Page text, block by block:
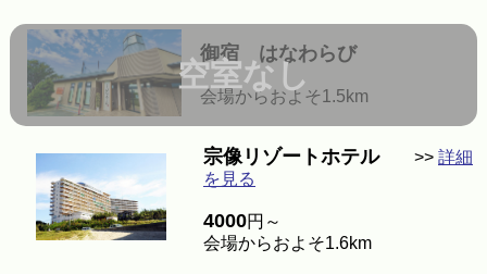
空室なし
御宿 はなわらび
会場からおよそ1.5km
宗像リゾートホテル>> 詳細
を見る
4000円～
会場からおよそ1.6km